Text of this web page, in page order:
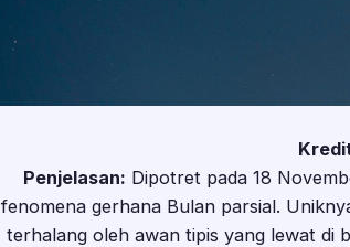
Penjelasan: Dipotret pada 18
fenomena gerhana Bulan parsial.
terhalang oleh awan tipis yang lewat di